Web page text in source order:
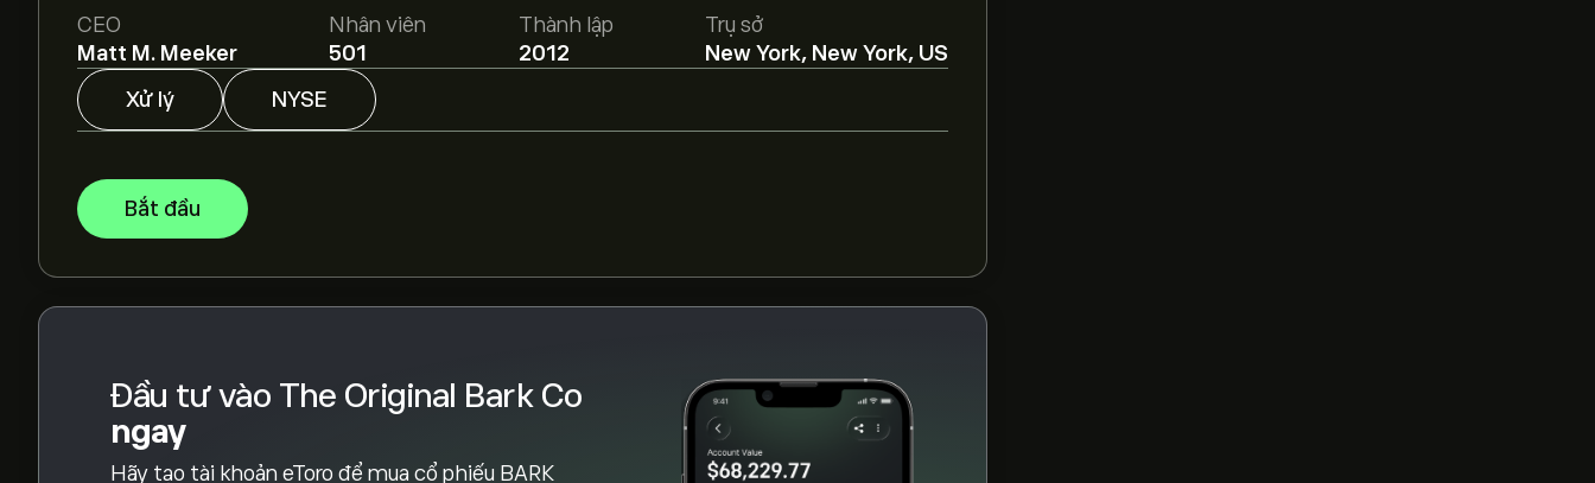
CEO
Matt M. Meeker
Nhân viên
501
Thành lập
2012
Trụ sở
New York, New York, US
Xử lý
NYSE
Bắt đầu
Đầu tư vào The Original Bark Co
ngay
Hãy tạo tài khoản eToro để mua cổ phiếu BARK
Các chuyên gia dự báo giá The Original Bark Co dựa trên xu hướng thị trường, báo cáo tài
chính và dự kiến tăng trưởng. Hãy kiểm tra dự báo mới nhất về giá tương lai.
Dựa trên khuyến nghị từ 0 nhà phân tích đối với BARK trong 3 tháng qua, sự đồng thuận